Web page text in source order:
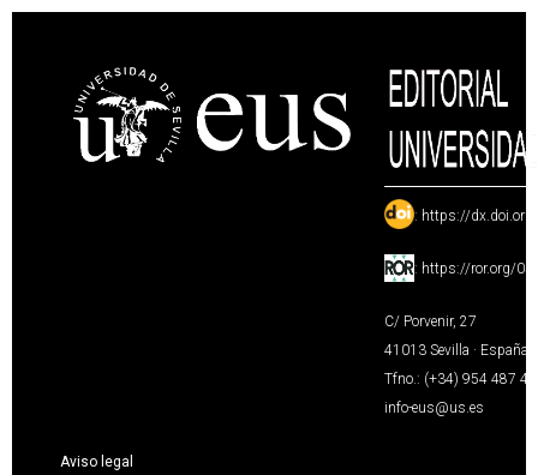
: https://
: https://ror.org/
C/ Porvenir, 27
41013 Sevilla · España
Tfno.: (+34) 954 487
info-eus@us.es
Aviso legal